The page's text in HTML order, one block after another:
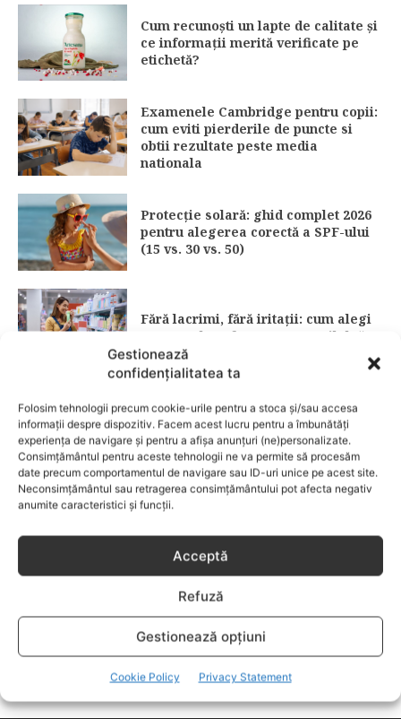
Gestionează
confidențialitatea ta
Folosim tehnologii precum cookie-urile pentru a stoca și/sau accesa
informații despre dispozitiv. Facem acest lucru pentru a îmbunătăți
experiența de navigare și pentru a afișa anunțuri (ne)personalizate.
Consimțământul pentru aceste tehnologii ne va permite să procesăm
date precum comportamentul de navigare sau ID-uri unice pe acest site.
Neconsimțământul sau retragerea consimțământului pot afecta negativ
anumite caracteristici și funcții.
Acceptă
Refuză
Gestionează opțiuni
Cookie Policy Privacy Statement
Cum recunoști un lapte de calitate și
ce informații merită verificate pe
etichetă?
Examenele Cambridge pentru copii:
cum eviti pierderile de puncte si
obtii rezultate peste media
nationala
Protecție solară: ghid complet 2026
pentru alegerea corectă a SPF-ului
(15 vs. 30 vs. 50)
Fără lacrimi, fără iritații: cum alegi
șamponul perfect pentru copilul tău
CATEGORII POPULARE
EVENIMENTE
741
LIFESTYLE
COPII
634
FAMILIA
582
DEZVOLTAREA COPILULUI
COMPORTAMENT
294